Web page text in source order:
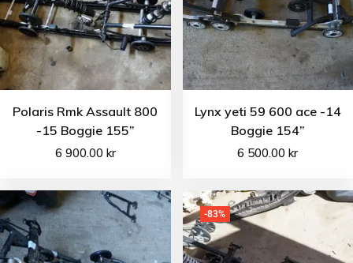
Polaris Rmk Assault 800
-15 Boggie 155”
6 900.00 kr
Lynx yeti 59 600 ace -14
Boggie 154”
6 500.00kr
-83%